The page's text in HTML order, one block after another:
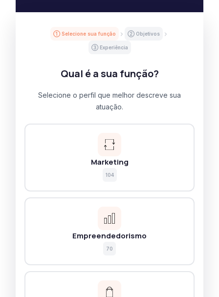
① Selecione sua função ② Objetivos
③ Experiência
Qual é a sua função?
Selecione o perfil que melhor descreve sua
atuação.
Marketing
104
Empreendedorismo
70